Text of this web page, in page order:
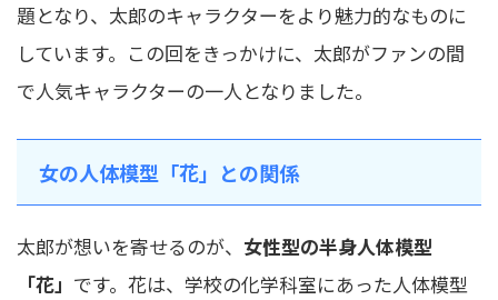
題となり、太郎のキャラクターをより魅力的なものに
しています。この回をきっかけに、太郎がファンの間
で人気キャラクターの一人となりました。
女の人体模型「花」との関係
太郎が想いを寄せるのが、 女性型の半身人体模型
「花」 です。花は、学校の化学科室にあった人体模型